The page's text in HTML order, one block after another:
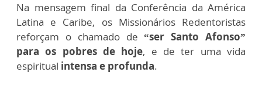
Na mensagem final da Conferência da América
Latina e Caribe, os Missionários Redentoristas
reforçam o chamado de “ser Santo Afonso”
para os pobres de hoje, e de ter uma vida
espiritual intensa e profunda.